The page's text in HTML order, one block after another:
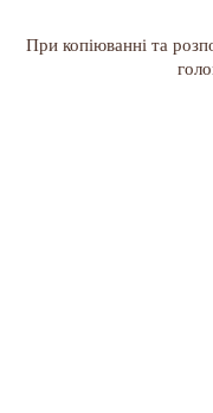
При копіюванні та